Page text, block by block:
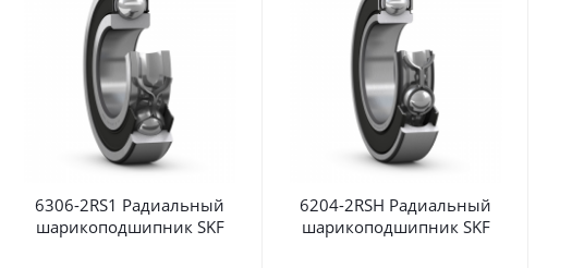
6306-2RS1 Радиальный
шарикоподшипник SKF
6204-2RSH Радиальный
шарикоподшипник SKF